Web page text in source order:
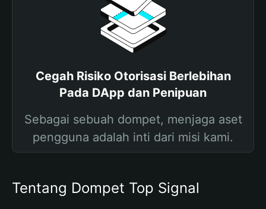
Cegah Risiko Otorisasi Berlebihan
Pada DApp dan Penipuan
Sebagai sebuah dompet, menjaga aset
pengguna adalah inti dari misi kami.
Tentang Dompet Top Signal